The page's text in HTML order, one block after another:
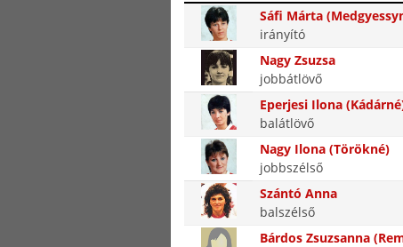
Sáfi Márta
irányító
Nagy Zsuzsa
jobbátlövő
Eperjesi Ilona
balátlövő
Nagy Ilona (Törökné)
jobbszélső
Szántó Anna
balszélső
Bárdos Zsuzsanna